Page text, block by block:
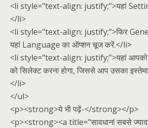
<li style="text-align: justify;">यहां
</li>
<li style="text-align: justify;">फिर
यहां Language का ऑप्शन चूज करें.</li>
<li style="text-align: justify;">यहां आपको
को सिलेक्ट करना होगा, जिससे आप उसका
</li>
</ul>
<p><strong>ये भी पढ़ें-</strong></p>
<p><strong><a title="सावधान! सबसे